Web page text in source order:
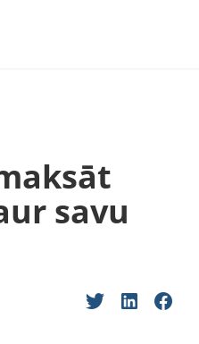
savu